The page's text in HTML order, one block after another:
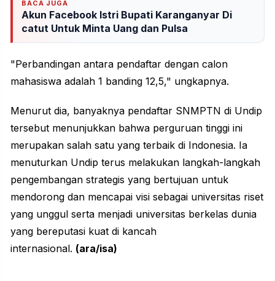
BACA JUGA
Akun Facebook Istri Bupati Karanganyar Di
catut Untuk Minta Uang dan Pulsa
"Perbandingan antara pendaftar dengan calon
mahasiswa adalah 1 banding 12,5," ungkapnya.
Menurut dia, banyaknya pendaftar SNMPTN di Undip
tersebut menunjukkan bahwa perguruan tinggi ini
merupakan salah satu yang terbaik di Indonesia. Ia
menuturkan Undip terus melakukan langkah-langkah
pengembangan strategis yang bertujuan untuk
mendorong dan mencapai visi sebagai universitas riset
yang unggul serta menjadi universitas berkelas dunia
yang bereputasi kuat di kancah
internasional. (ara/isa)